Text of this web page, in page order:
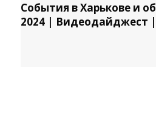
События в Харькове и
2024 | Видеодайджест